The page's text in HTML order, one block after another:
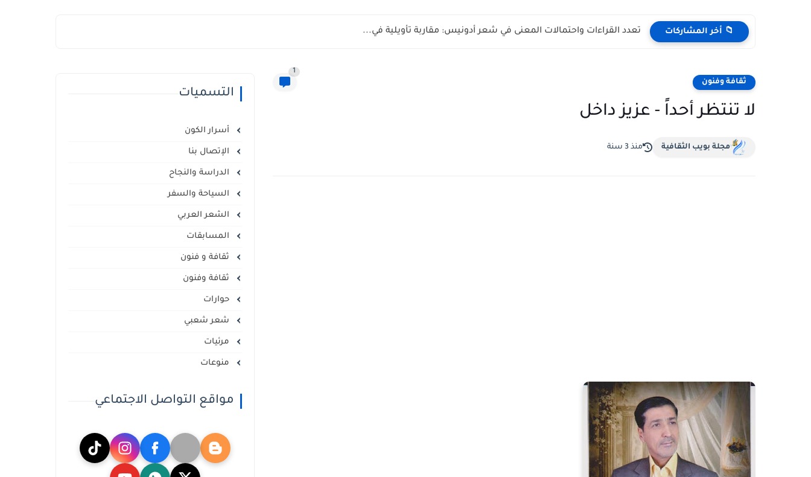
📁 أخر المشاركات تعدد القراءات واحتمالات المعنى في شعر أدونيس: مقاربة تأويلية في...
ثقافة وفنون
1
لا تنتظر أحداً - عزيز داخل
مجلة بويب الثقافية منذ 3 سنة
التسميات
أسرار الكون
الإتصال بنا
الدراسة والنجاح
السياحة والسفر
الشعر العربي
المسابقات
ثقافة و فنون
ثقافة وفنون
حوارات
شعر شعبي
مرئيات
منوعات
مواقع التواصل الاجتماعي